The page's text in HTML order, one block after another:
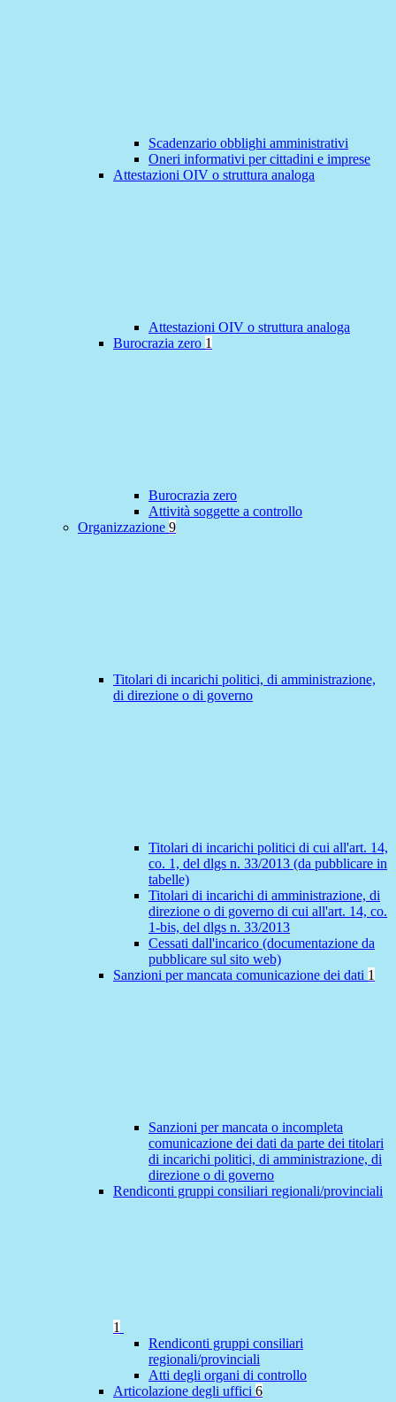
Scadenzario obblighi amministrativi
Oneri informativi per cittadini e imprese
Attestazioni OIV o struttura analoga
Attestazioni OIV o struttura analoga
Burocrazia zero 1
Burocrazia zero
Attività soggette a controllo
Organizzazione 9
Titolari di incarichi politici, di amministrazione,
di direzione o di governo
Titolari di incarichi politici di cui all'art. 14,
co. 1, del dlgs n. 33/2013 (da pubblicare in
tabelle)
Titolari di incarichi di amministrazione, di
direzione o di governo di cui all'art. 14, co.
1-bis, del dlgs n. 33/2013
Cessati dall'incarico (documentazione da
pubblicare sul sito web)
Sanzioni per mancata comunicazione dei dati 1
Sanzioni per mancata o incompleta
comunicazione dei dati da parte dei titolari
di incarichi politici, di amministrazione, di
direzione o di governo
Rendiconti gruppi consiliari regionali/provinciali
1
Rendiconti gruppi consiliari
regionali/provinciali
Atti degli organi di controllo
Articolazione degli uffici 6